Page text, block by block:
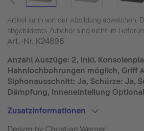
Artikel kann von der Abbildung abweichen.
abgebildetes Zubehör sind nicht im
Art.-Nr. K24896
Anzahl Auszüge: 2, Inkl.
Hahnlochbohrungen möglich, Griff
Siphonausschnitt: Ja, Schürze: Ja,
Dämpfung, Inneneinteilung Optional
Zusatzinformationen